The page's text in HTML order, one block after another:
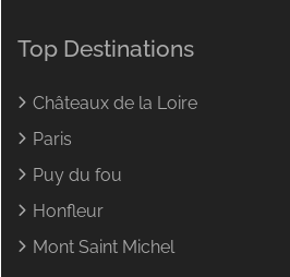
Top Destinations
Châteaux de la Loire
Paris
Puy du fou
Honfleur
Mont Saint Michel